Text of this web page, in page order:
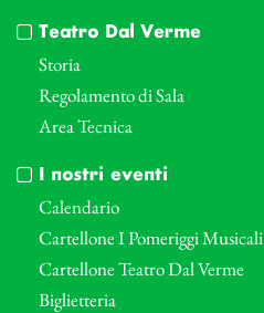
Teatro Dal Verme
Storia
Regolamento di Sala
Area Tecnica
I nostri eventi
Calendario
Cartellone I Pomeriggi Musicali
Cartellone Teatro Dal Verme
Biglietteria